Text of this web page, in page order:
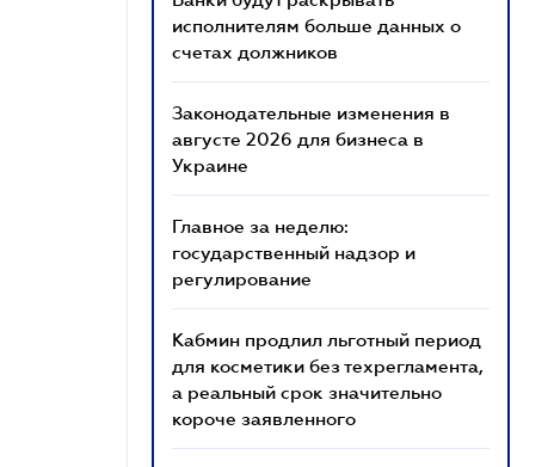
исполнителям больше данных о
счетах должников
Законодательные изменения в
августе 2026 для бизнеса в
Украине
Главное за неделю:
государственный надзор и
регулирование
Кабмин продлил льготный период
для косметики без техрегламента,
а реальный срок значительно
короче заявленного